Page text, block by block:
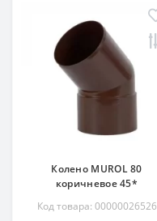
Колено MUROL 80
коричневое 45*
Код товара: 00000026526